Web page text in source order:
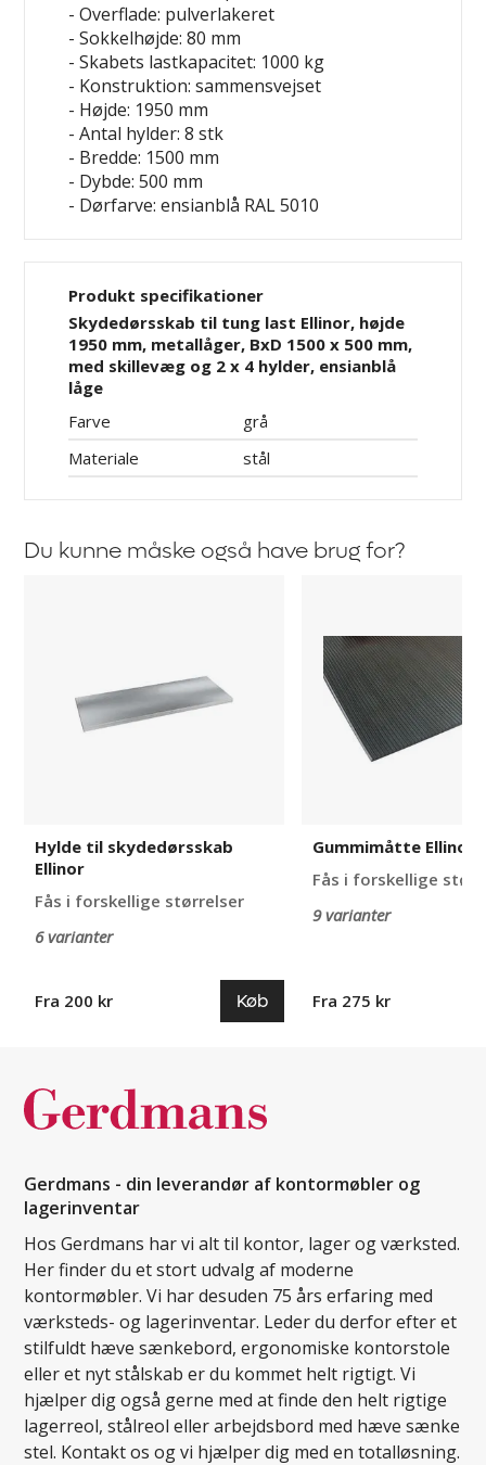
- Overflade: pulverlakeret
- Sokkelhøjde: 80 mm
- Skabets lastkapacitet: 1000 kg
- Konstruktion: sammensvejset
- Højde: 1950 mm
- Antal hylder: 8 stk
- Bredde: 1500 mm
- Dybde: 500 mm
- Dørfarve: ensianblå RAL 5010
Produkt specifikationer
Skydedørsskab til tung last Ellinor, højde
1950 mm, metallåger, BxD 1500 x 500 mm,
med skillevæg og 2 x 4 hylder, ensianblå
låge
Farve
grå
Materiale
stål
Du kunne måske også have brug for?
Hylde til skydedørsskab
Ellinor
Fås i forskellige størrelser
6 varianter
Fra 200 kr Køb
Gummimåtte Ellinor
Fås i forskellige
9 varianter
Fra 275 kr
Gerdmans - din leverandør af kontormøbler og
lagerinventar
Hos Gerdmans har vi alt til kontor, lager og værksted.
Her finder du et stort udvalg af moderne
kontormøbler. Vi har desuden 75 års erfaring med
værksteds- og lagerinventar. Leder du derfor efter et
stilfuldt hæve sænkebord, ergonomiske kontorstole
eller et nyt stålskab er du kommet helt rigtigt. Vi
hjælper dig også gerne med at finde den helt rigtige
lagerreol, stålreol eller arbejdsbord med hæve sænke
stel. Kontakt os og vi hjælper dig med en totalløsning.